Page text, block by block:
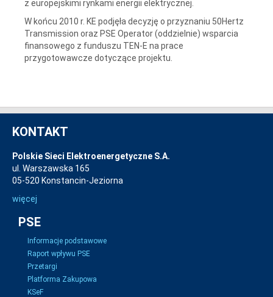
z europejskimi rynkami energii elektrycznej.
W końcu 2010 r. KE podjęła decyzję o przyznaniu 50Hertz
Transmission oraz PSE Operator (oddzielnie) wsparcia
finansowego z funduszu TEN-E na prace
przygotowawcze dotyczące projektu.
KONTAKT
Polskie Sieci Elektroenergetyczne S.A.
ul. Warszawska 165
05-520 Konstancin-Jeziorna
więcej
PSE
Informacje podstawowe
Raport wpływu PSE
Przetargi
Platforma Zakupowa
KSeF